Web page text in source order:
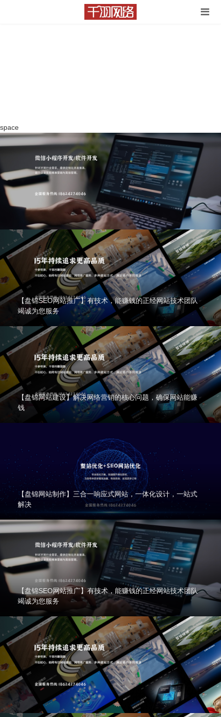
space
【盘锦SEO网站推广】有技术，能赚钱的正经网站技术团队
竭诚为您服务
【盘锦网站建设】解决网络营销的核心问题，确保网站能赚
钱
【盘锦网站制作】三合一响应式网站，一体化设计，一站式
解决
【盘锦SEO网站推广】有技术，能赚钱的正经网站技术团队
竭诚为您服务